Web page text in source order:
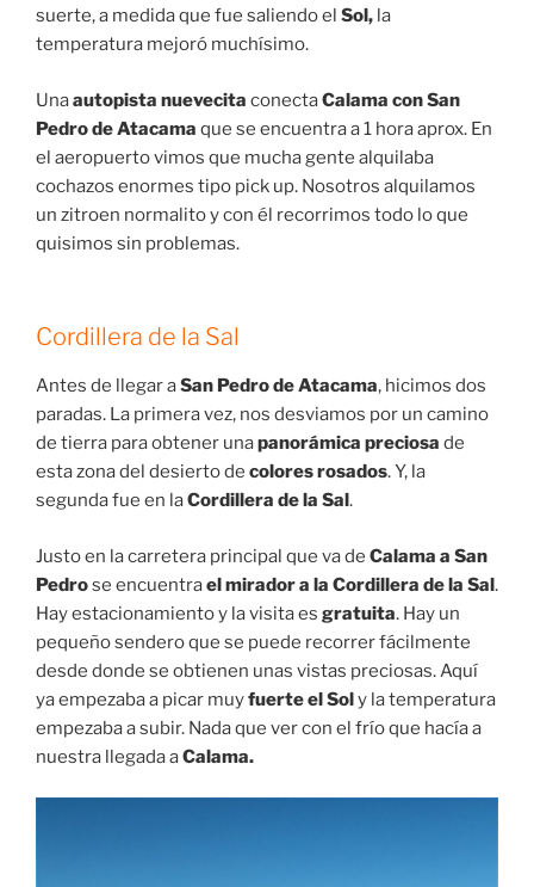
suerte, a medida que fue saliendo el Sol, la
temperatura mejoró muchísimo.
Unaautopista nuevecita conectaCalama con San
Pedro de Atacama que se encuentra a 1 hora aprox. En
el aeropuerto vimos que mucha gente alquilaba
cochazos enormes tipo pick up. Nosotros alquilamos
un zitroen normalito y con él recorrimos todo lo que
quisimos sin problemas.
Cordillera de la Sal
Antes de llegar aSan Pedro de Atacama, hicimos dos
paradas. La primera vez, nos desviamos por un camino
de tierra para obtener unapanorámica preciosa de
esta zona del desierto de colores rosados. Y, la
segunda fue en laCordillera de la Sal .
Justo en la carretera principal que va de Calama a San
Pedrose encuentrael mirador a la Cordillera de la Sal.
Hay estacionamiento y la visita es gratuita. Hay un
pequeño sendero que se puede recorrer fácilmente
desde donde se obtienen unas vistas preciosas. Aquí
ya empezaba a picar muyfuerte el Soly la temperatura
empezaba a subir. Nada que ver con el frío que hacía a
nuestra llegada aCalama.